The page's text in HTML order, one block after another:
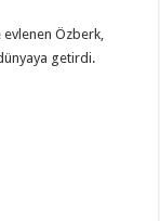
evlenen Özberk,
getirdi.